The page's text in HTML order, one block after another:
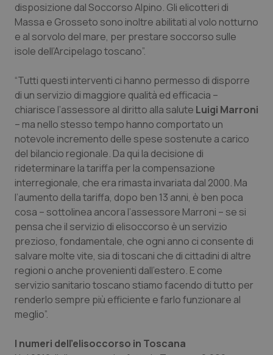
Toscana
Umbria
Valle D’Aosta
Veneto
Obesità
Oftalmologia
Oncodermatologia
Oncoematologia
Oncologia & Nutrizione
Psoriasi & pelle
Quotidiano Cardiologia
Quotidiano Chirurgia
Quotidiano Oncologia
Quotidiano Pediatria
Rene & patologie urogenitali
disposizione dal Soccorso Alpino. Gli elicotteri di
Massa e Grosseto sono inoltre abilitati al volo notturno
e al sorvolo del mare, per prestare soccorso sulle
isole dell’Arcipelago toscano”.
“Tutti questi interventi ci hanno permesso di disporre
di un servizio di maggiore qualità ed efficacia –
chiarisce l’assessore al diritto alla salute Luigi Marroni
– ma nello stesso tempo hanno comportato un
notevole incremento delle spese sostenute a carico
del bilancio regionale. Da qui la decisione di
rideterminare la tariffa per la compensazione
interregionale, che era rimasta invariata dal 2000. Ma
l’aumento della tariffa, dopo ben 13 anni, è ben poca
cosa – sottolinea ancora l’assessore Marroni – se si
pensa che il servizio di elisoccorso è un servizio
prezioso, fondamentale, che ogni anno ci consente di
salvare molte vite, sia di toscani che di cittadini di altre
regioni o anche provenienti dall’estero. E come
servizio sanitario toscano stiamo facendo di tutto per
renderlo sempre più efficiente e farlo funzionare al
meglio”.
I numeri dell’elisoccorso in Toscana